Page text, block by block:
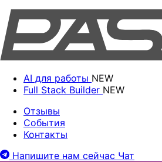
AI для работы NEW
Full Stack Builder NEW
Отзывы
События
Контакты
Напишите нам сейчас Чат